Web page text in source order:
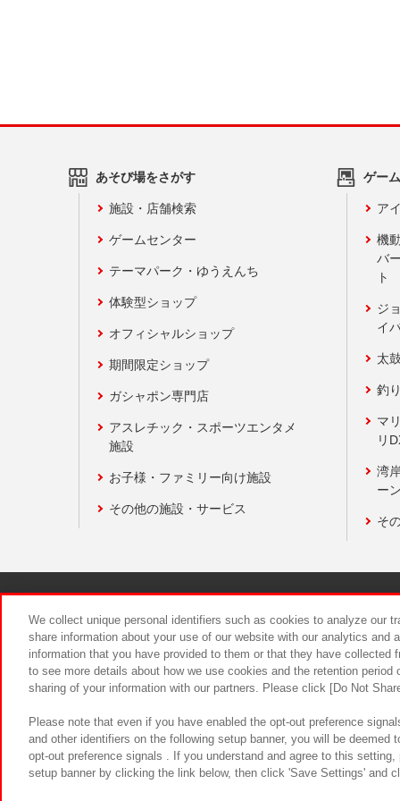
あそび場をさがす
施設・店舗検索
ゲームセンター
テーマパーク・ゆうえんち
体験型ショップ
オフィシャルショップ
期間限定ショップ
ガシャポン専門店
アスレチック・スポーツエンタメ
施設
お子様・ファミリー向け施設
その他の施設・サービス
ゲー
ア
機
バ
ト
ジ
イ
太
釣
マ
リ
湾
ー
そ
食品のご
We collect unique personal identifiers such as cookies to analyze our
share information about your use of our website with our analytics and
information that you have provided to them or that they have
to see more details about how we use cookies and the retention
sharing of your information with our partners. Please click [Do Not
Please note that even if you have enabled the opt-out preference
and other identifiers on the following setup banner, you will be
opt-out preference signals . If you understand and agree to this
setup banner by clicking the link below, then click 'Save Settings' and